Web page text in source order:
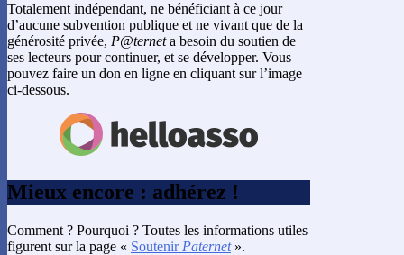
Totalement indépendant, ne bénéficiant à ce jour
d’aucune subvention publique et ne vivant que de la
générosité privée, P@terneta besoin du soutien de
ses lecteurs pour continuer, et se développer. Vous
pouvez faire un don en ligne en cliquant sur l’image
ci-dessous.
Mieux encore : adhérez !
Comment ? Pourquoi ? Toutes les informations utiles
figurent sur la page « Soutenir Paternet».